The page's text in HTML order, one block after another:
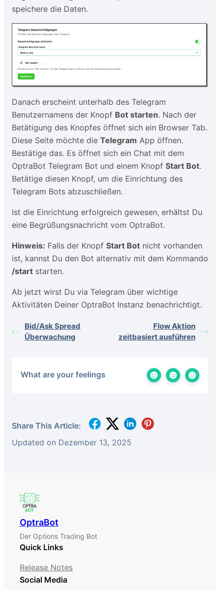
speichere die Daten.
Danach erscheint unterhalb des Telegram
Benutzernamens der Knopf Bot starten. Nach der
Betätigung des Knopfes öffnet sich ein Browser Tab.
Diese Seite möchte die Telegram App öffnen.
Bestätige das. Es öffnet sich ein Chat mit dem
OptraBot Telegram Bot und einem Knopf Start Bot.
Betätige diesen Knopf, um die Einrichtung des
Telegram Bots abzuschließen.
Ist die Einrichtung erfolgreich gewesen, erhältst Du
eine Begrüßungsnachricht vom OptraBot.
Hinweis: Falls der Knopf Start Bot nicht vorhanden
ist, kannst Du den Bot alternativ mit dem Kommando
/start starten.
Ab jetzt wirst Du via Telegram über wichtige
Aktivitäten Deiner OptraBot Instanz benachrichtigt.
Bid/Ask Spread
Überwachung
Flow Aktion
zeitbasiert ausführen
What are your feelings
Share This Article:
Updated on Dezember 13, 2025
OptraBot
Der Options Trading Bot
Quick Links
Release Notes
Social Media